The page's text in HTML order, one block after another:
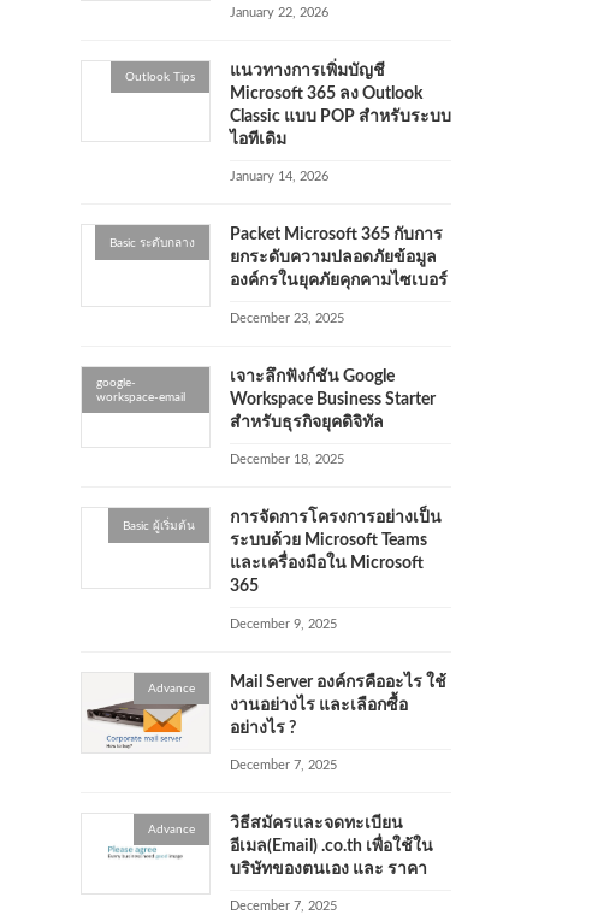
January 22, 2026
Outlook Tips
แนวทางการเพิ่มบัญชี
Microsoft 365 ลง Outlook
Classic แบบ POP สำหรับระบบ
ไอทีเดิม
January 14, 2026
Basic ระดับกลาง
Packet Microsoft 365 กับการ
ยกระดับความปลอดภัยข้อมูล
องค์กรในยุคภัยคุกคามไซเบอร์
December 23, 2025
google-
workspace-email
เจาะลึกฟังก์ชัน Google
Workspace Business Starter
สำหรับธุรกิจยุคดิจิทัล
December 18, 2025
Basic ผู้เริ่มต้น
การจัดการโครงการอย่างเป็น
ระบบด้วย Microsoft Teams
และเครื่องมือใน Microsoft
365
December 9, 2025
Advance
Mail Server องค์กรคืออะไร ใช้
งานอย่างไร และเลือกซื้อ
อย่างไร ?
December 7, 2025
Advance
วิธีสมัครและจดทะเบียน
อีเมล(Email) .co.th เพื่อใช้ใน
บริษัทของตนเอง และ ราคา
December 7, 2025